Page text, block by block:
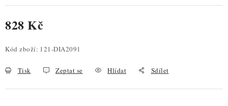
828 Kč
Kód zboží: 121-DIA2091
Tisk Zeptat se Hlídat Sdílet